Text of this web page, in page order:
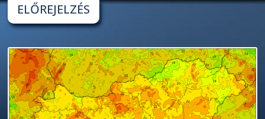
ELŐREJELZÉS